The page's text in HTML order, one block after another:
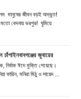
মানুষের জীবন বড়ই অদ্ভুত!
বেদনায় ভরপুর! ঘুমিয়ে
জুবায়ের
নির্বাক ঈদে মুক্তি পেয়েছে।
ফারিন, মনিরা মিঠু ও সায়েদ ...